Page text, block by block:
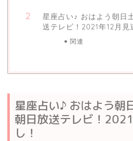
星座占い♪ おはよう朝日
送テレビ！2021年12月
関連
星座占い♪ おはよう朝
朝日放送テレビ！
し！